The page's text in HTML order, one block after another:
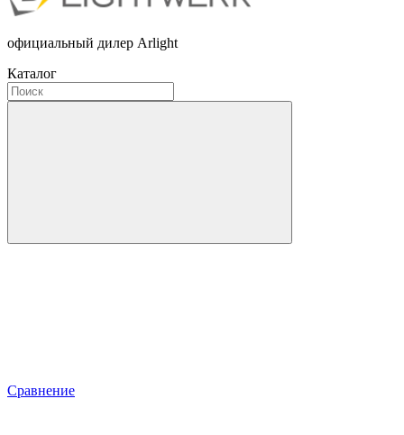
официальный дилер Arlight
Каталог
Сравнение